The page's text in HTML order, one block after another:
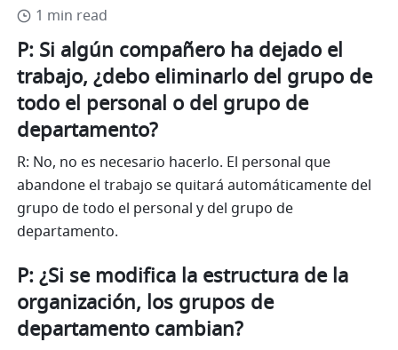
1 min read
P: Si algún compañero ha dejado el
trabajo, ¿debo eliminarlo del grupo de
todo el personal o del grupo de
departamento?
R: No, no es necesario hacerlo. El personal que
abandone el trabajo se quitará automáticamente del
grupo de todo el personal y del grupo de
departamento.
P: ¿Si se modifica la estructura de la
organización, los grupos de
departamento cambian?